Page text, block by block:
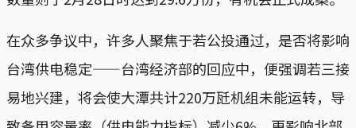
在众多争议中，许多人聚焦于若公投通过，是否将影响
台湾供电稳定——台湾经济部的回应中，便强调若三接
易地兴建，将会使大潭共计220万瓩机组未能运转，导